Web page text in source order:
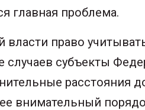
главная проблема.
власти право
случаев субъекты
расстояния
внимательный